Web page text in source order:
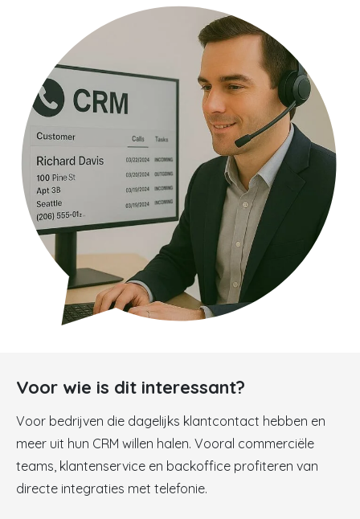
Voor wie is dit interessant?
Voor bedrijven die dagelijks klantcontact hebben en
meer uit hun CRM willen halen. Vooral commerciële
teams, klantenservice en backoffice profiteren van
directe integraties met telefonie.